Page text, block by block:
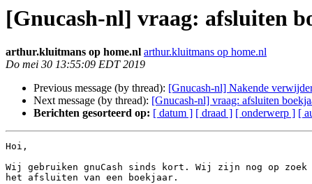
[Gnucash-nl] vraag: afsluiten
arthur.kluitmans op home.nl arthur.kluitmans op home.nl
Do mei 30 13:55:09 EDT 2019
Previous message (by thread): [Gnucash-nl] Nakende
Next message (by thread): [Gnucash-nl] vraag: afsluiten
Berichten gesorteerd op: [ datum ] [ draad ] [ onderwerp ] [
Hoi,
Wij gebruiken gnuCash sinds kort. Wij zijn nog op
het afsluiten van een boekjaar.